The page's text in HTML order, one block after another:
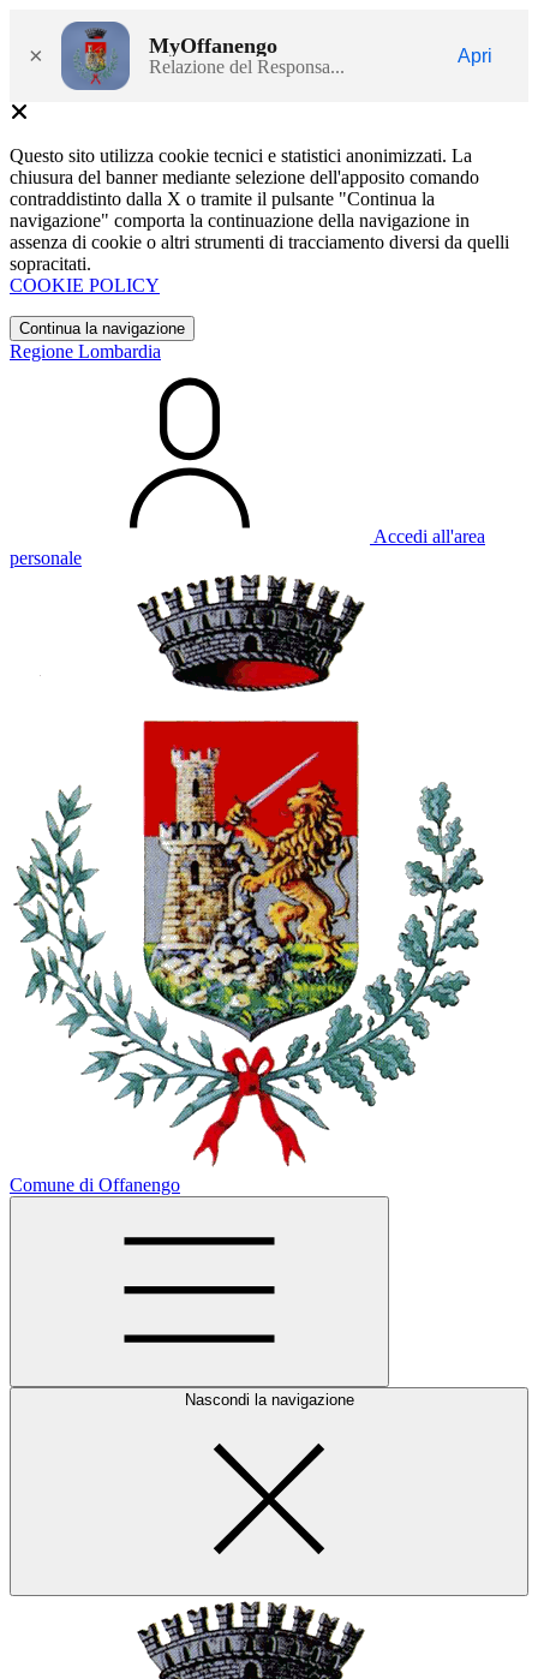
× MyOffanengo
Relazione del Responsa...
Apri
Questo sito utilizza cookie tecnici e statistici anonimizzati. La
chiusura del banner mediante selezione dell'apposito comando
contraddistinto dalla X o tramite il pulsante "Continua la
navigazione" comporta la continuazione della navigazione in
assenza di cookie o altri strumenti di tracciamento diversi da quelli
sopracitati.
COOKIE POLICY
Continua la navigazione
Regione Lombardia
Accedi all'area
personale
Comune di Offanengo
Nascondi la navigazione